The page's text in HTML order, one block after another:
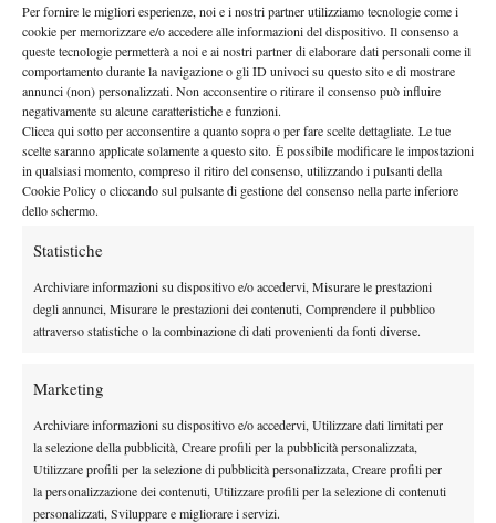
Per fornire le migliori esperienze, noi e i nostri partner utilizziamo tecnologie come i
cookie per memorizzare e/o accedere alle informazioni del dispositivo. Il consenso a
queste tecnologie permetterà a noi e ai nostri partner di elaborare dati personali come il
comportamento durante la navigazione o gli ID univoci su questo sito e di mostrare
annunci (non) personalizzati. Non acconsentire o ritirare il consenso può influire
negativamente su alcune caratteristiche e funzioni.
Clicca qui sotto per acconsentire a quanto sopra o per fare scelte dettagliate. Le tue
scelte saranno applicate solamente a questo sito. È possibile modificare le impostazioni
in qualsiasi momento, compreso il ritiro del consenso, utilizzando i pulsanti della
Cookie Policy o cliccando sul pulsante di gestione del consenso nella parte inferiore
dello schermo.
Statistiche
Archiviare informazioni su dispositivo e/o accedervi, Misurare le prestazioni
degli annunci, Misurare le prestazioni dei contenuti, Comprendere il pubblico
attraverso statistiche o la combinazione di dati provenienti da fonti diverse.
Marketing
Archiviare informazioni su dispositivo e/o accedervi, Utilizzare dati limitati per
la selezione della pubblicità, Creare profili per la pubblicità personalizzata,
Utilizzare profili per la selezione di pubblicità personalizzata, Creare profili per
la personalizzazione dei contenuti, Utilizzare profili per la selezione di contenuti
personalizzati, Sviluppare e migliorare i servizi.
Nessun commento
Devi essereconnessoper inviare un commento.
Masters 1000 Montreal 2026: programma,
orario e ordine di gioco venerdì 7 agosto.
Arnaldi apre sul Centrale
rimonta Shang e vola agli ottavi
Atp News
Masters 1000 Montreal 2026: medical time